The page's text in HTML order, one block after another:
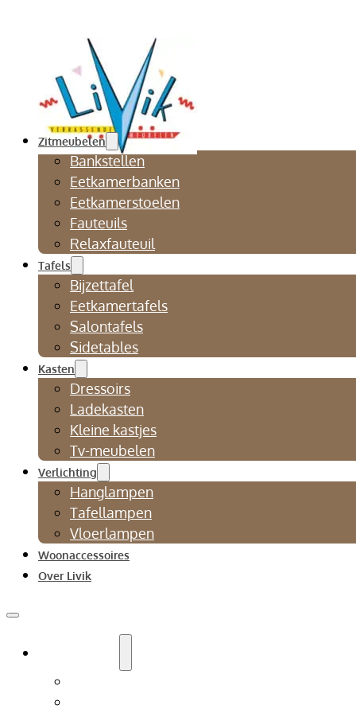
Zitmeubelen
Bankstellen
Eetkamerbanken
Eetkamerstoelen
Fauteuils
Relaxfauteuil
Tafels
Bijzettafel
Eetkamertafels
Salontafels
Sidetables
Kasten
Dressoirs
Ladekasten
Kleine kastjes
Tv-meubelen
Verlichting
Hanglampen
Tafellampen
Vloerlampen
Woonaccessoires
Over Livik